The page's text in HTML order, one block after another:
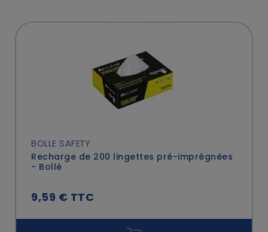
BOLLE SAFETY
Recharge de 200 lingettes pré-imprégnées
- Bollé
9,59 € TTC